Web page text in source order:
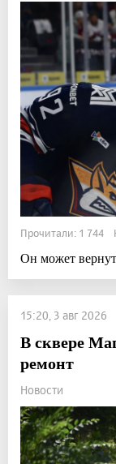
Прочитали: 1 744
Он может
15:20, 3 авг 2026
В сквере
ремонт
Новости